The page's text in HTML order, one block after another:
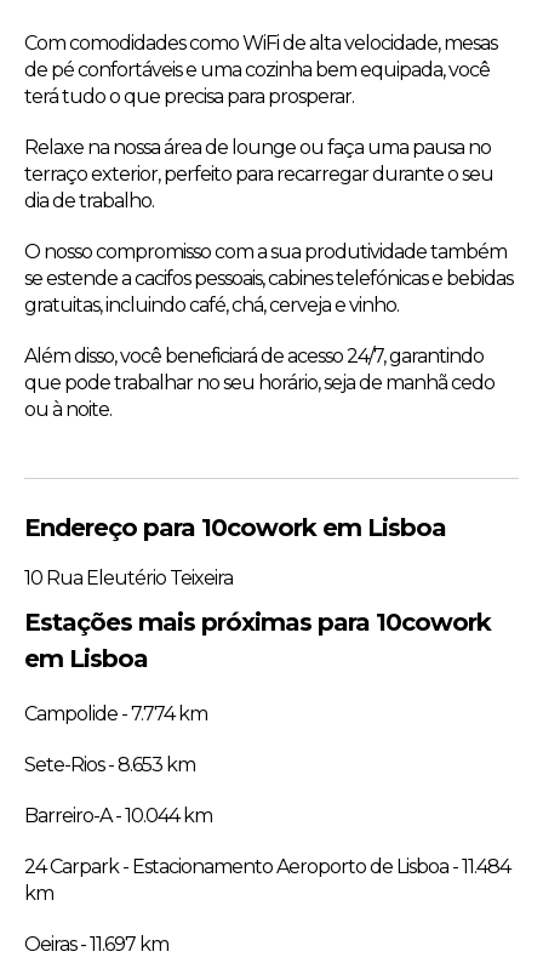
Com comodidades como WiFi de alta velocidade, mesas
de pé confortáveis e uma cozinha bem equipada, você
terá tudo o que precisa para prosperar.
Relaxe na nossa área de lounge ou faça uma pausa no
terraço exterior, perfeito para recarregar durante o seu
dia de trabalho.
O nosso compromisso com a sua produtividade também
se estende a cacifos pessoais, cabines telefónicas e bebidas
gratuitas, incluindo café, chá, cerveja e vinho.
Além disso, você beneficiará de acesso 24/7, garantindo
que pode trabalhar no seu horário, seja de manhã cedo
ou à noite.
Endereço para 10cowork em Lisboa
10 Rua Eleutério Teixeira
Estações mais próximas para 10cowork
em Lisboa
Campolide - 7.774 km
Sete-Rios - 8.653 km
Barreiro-A - 10.044 km
24 Carpark - Estacionamento Aeroporto de Lisboa - 11.484
km
Oeiras - 11.697 km